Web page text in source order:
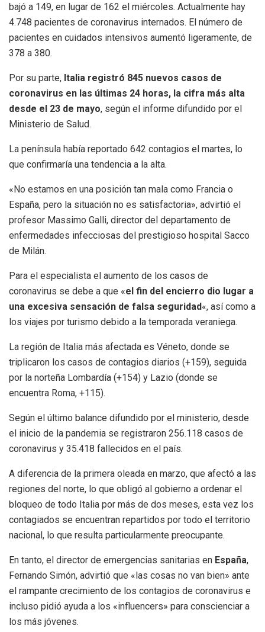
bajó a 149, en lugar de 162 el miércoles. Actualmente hay
4.748 pacientes de coronavirus internados. El número de
pacientes en cuidados intensivos aumentó ligeramente, de
378 a 380.
Por su parte, Italia registró 845 nuevos casos de
coronavirus en las últimas 24 horas, la cifra más alta
desde el 23 de mayo, según el informe difundido por el
Ministerio de Salud.
La península había reportado 642 contagios el martes, lo
que confirmaría una tendencia a la alta.
«No estamos en una posición tan mala como Francia o
España, pero la situación no es satisfactoria», advirtió el
profesor Massimo Galli, director del departamento de
enfermedades infecciosas del prestigioso hospital Sacco
de Milán.
Para el especialista el aumento de los casos de
coronavirus se debe a que «el fin del encierro dio lugar a
una excesiva sensación de falsa seguridad«, así como a
los viajes por turismo debido a la temporada veraniega.
La región de Italia más afectada es Véneto, donde se
triplicaron los casos de contagios diarios (+159), seguida
por la norteña Lombardía (+154) y Lazio (donde se
encuentra Roma, +115).
Según el último balance difundido por el ministerio, desde
el inicio de la pandemia se registraron 256.118 casos de
coronavirus y 35.418 fallecidos en el país.
A diferencia de la primera oleada en marzo, que afectó a las
regiones del norte, lo que obligó al gobierno a ordenar el
bloqueo de todo Italia por más de dos meses, esta vez los
contagiados se encuentran repartidos por todo el territorio
nacional, lo que resulta particularmente preocupante.
En tanto, el director de emergencias sanitarias en España,
Fernando Simón, advirtió que «las cosas no van bien» ante
el rampante crecimiento de los contagios de coronavirus e
incluso pidió ayuda a los «influencers» para conscienciar a
los más jóvenes.